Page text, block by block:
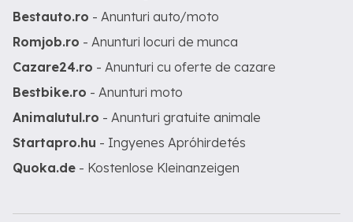
Bestauto.ro - Anunturi auto/moto
Romjob.ro - Anunturi locuri de munca
Cazare24.ro - Anunturi cu oferte de cazare
Bestbike.ro - Anunturi moto
Animalutul.ro - Anunturi gratuite animale
Startapro.hu - Ingyenes Apróhirdetés
Quoka.de - Kostenlose Kleinanzeigen